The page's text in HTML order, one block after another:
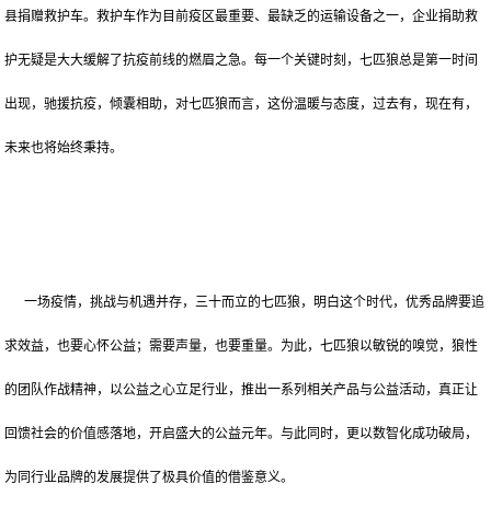
县捐赠救护车。救护车作为目前疫区最重要、最缺乏的运输设备之一，企业捐助救
护无疑是大大缓解了抗疫前线的燃眉之急。每一个关键时刻，七匹狼总是第一时间
出现，驰援抗疫，倾囊相助，对七匹狼而言，这份温暖与态度，过去有，现在有，
未来也将始终秉持。
一场疫情，挑战与机遇并存，三十而立的七匹狼，明白这个时代，优秀品牌要追
求效益，也要心怀公益；需要声量，也要重量。为此，七匹狼以敏锐的嗅觉，狼性
的团队作战精神，以公益之心立足行业，推出一系列相关产品与公益活动，真正让
回馈社会的价值感落地，开启盛大的公益元年。与此同时，更以数智化成功破局，
为同行业品牌的发展提供了极具价值的借鉴意义。